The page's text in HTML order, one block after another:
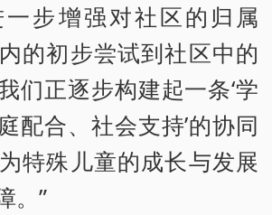
步增强对社区的归属
的初步尝试到社区中的
们正逐步构建起一条‘学
配合、社会支持’的协同
特殊儿童的成长与发展
。”